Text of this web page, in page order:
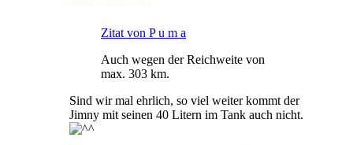
Zitat von P u m a
Auch wegen der Reichweite von
max. 303 km.
Sind wir mal ehrlich, so viel weiter kommt der
Jimny mit seinen 40 Litern im Tank auch nicht.